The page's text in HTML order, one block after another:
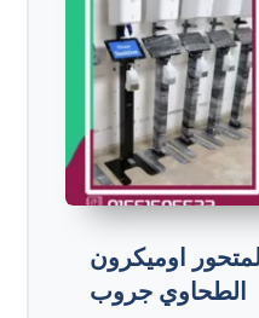
اوميكرون
الطحاوي جروب